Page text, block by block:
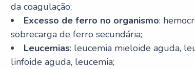
da coagulação;
Excesso de ferro no organismo:
sobrecarga de ferro secundária;
Leucemias: leucemia mieloide aguda,
linfoide aguda, leucemia;